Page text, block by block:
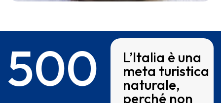
500
L’Italia è una
meta turistica
naturale,
perché non